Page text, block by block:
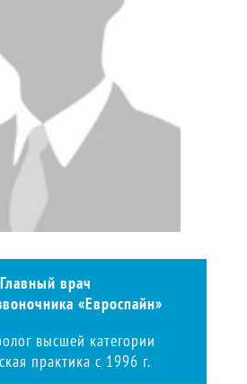
Главный врач
«Евроспайн»
высшей категории
практика с 1996 г.